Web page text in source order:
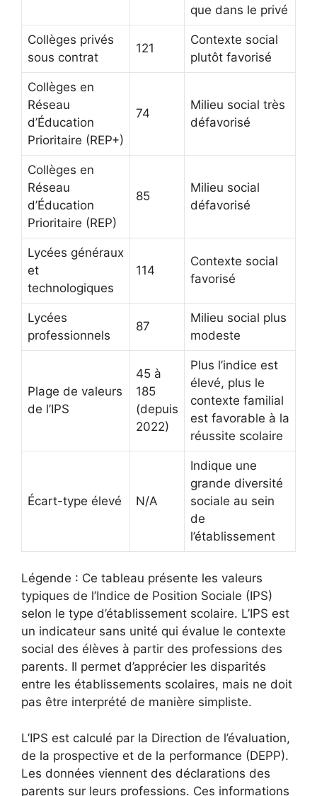
que dans le privé
Collèges privés
sous contrat
121
Contexte social
plutôt favorisé
Collèges en
Réseau
d’Éducation
Prioritaire (REP+)
74
Milieu social très
défavorisé
Collèges en
Réseau
d’Éducation
Prioritaire (REP)
85
Milieu social
défavorisé
Lycées généraux
et
technologiques
114
Contexte social
favorisé
Lycées
professionnels
87
Milieu social plus
modeste
Plage de valeurs
de l’IPS
45 à
185
(depuis
2022)
Plus l’indice est
élevé, plus le
contexte familial
est favorable à la
réussite scolaire
Écart-type élevé N/A
Indique une
grande diversité
sociale au sein
de
l’établissement
Légende : Ce tableau présente les valeurs
typiques de l’Indice de Position Sociale (IPS)
selon le type d’établissement scolaire. L’IPS est
un indicateur sans unité qui évalue le contexte
social des élèves à partir des professions des
parents. Il permet d’apprécier les disparités
entre les établissements scolaires, mais ne doit
pas être interprété de manière simpliste.
L’IPS est calculé par la Direction de l’évaluation,
de la prospective et de la performance (DEPP).
Les données viennent des déclarations des
parents sur leurs professions. Ces informations